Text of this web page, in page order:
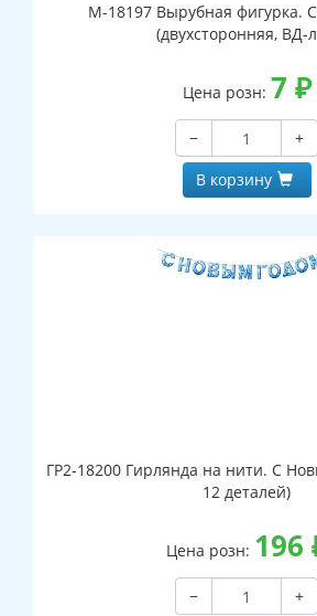
М-18197 Вырубная фигурка.
(двухсторонняя, ВД-
Цена розн: 7 ₽
−
+
В корзину
ГР2-18200 Гирлянда на нити. С
12 деталей)
Цена розн: 196
−
+